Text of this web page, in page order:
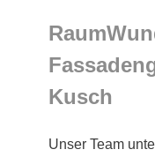
Kusch
Unser Team